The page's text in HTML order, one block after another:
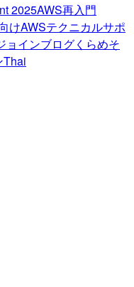
2025AWS再入門
けAWSテクニカルサポ
ョインブログくらめそ
Thai